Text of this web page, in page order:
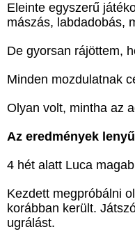
Eleinte egyszerű
mászás, labdadobás,
De gyorsan rájöttem,
Minden mozdulatnak
Olyan volt, mintha az
Az eredmények
4 hét alatt Luca
Kezdett megpróbálni
korábban került.
ugrálást.